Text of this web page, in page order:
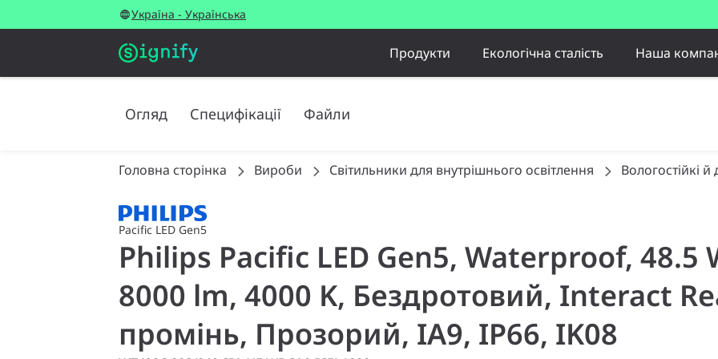
Україна - Українська
Продукти Екологічна сталість Наша
Огляд Специфікації Файли
Головна сторінка Вироби Світильники для внутрішнього освітлення Вологостійкі
Pacific LED Gen5
Philips Pacific LED Gen5, Waterproof, 48.5
8000 lm, 4000 K, Бездротовий, Interact
промінь, Прозорий, IA9, IP66, IK08